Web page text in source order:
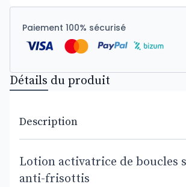
Paiement 100% sécurisé
Détails du produit
Description
Lotion activatrice de boucles
anti-frisottis